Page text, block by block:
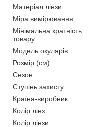
Матеріал лінзи
Міра вимірювання
Мінімальна кратність
товару
Модель окулярів
Розмір (см)
Сезон
Ступінь захисту
Країна-виробник
Колір лінз
Колір лінзи